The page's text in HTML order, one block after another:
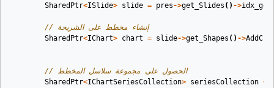
SharedPtr<ISlide> slide = pres->get_Slides () ->idx_get
// إنشاء مخطط على الشريحة
SharedPtr<IChart> chart = slide->get_Shapes () ->
// الحصول على مجموعة سلاسل المخطط
SharedPtr<IChartSeriesCollection> seriesCollection =